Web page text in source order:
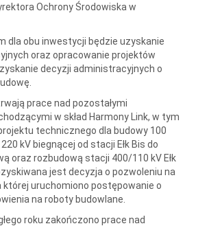
Ochrony Środowiska w
dla obu inwestycji będzie uzyskanie
oraz opracowanie projektów
decyzji administracyjnych o
prace nad pozostałymi
w skład Harmony Link, w tym
technicznego dla budowy 100
kV biegnącej od stacji Ełk Bis do
oraz rozbudową stacji 400/110 kV Ełk
jest decyzja o pozwoleniu na
której uruchomiono postępowanie o
na roboty budowlane.
roku zakończono prace nad